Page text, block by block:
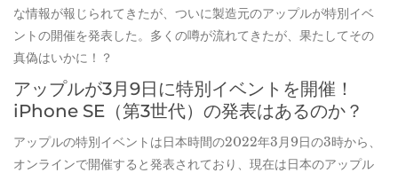
な情報が報じられてきたが、ついに製造元のアップルが特別イベ
ントの開催を発表した。多くの噂が流れてきたが、果たしてその
真偽はいかに！？
アップルが3月9日に特別イベントを開催！
iPhone SE（第3世代）の発表はあるのか？
アップルの特別イベントは日本時間の2022年3月9日の3時から、
オンラインで開催すると発表されており、現在は日本のアップル